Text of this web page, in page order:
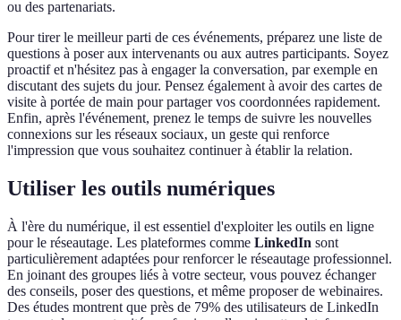
ou des partenariats.
Pour tirer le meilleur parti de ces événements, préparez une liste de
questions à poser aux intervenants ou aux autres participants. Soyez
proactif et n'hésitez pas à engager la conversation, par exemple en
discutant des sujets du jour. Pensez également à avoir des cartes de
visite à portée de main pour partager vos coordonnées rapidement.
Enfin, après l'événement, prenez le temps de suivre les nouvelles
connexions sur les réseaux sociaux, un geste qui renforce
l'impression que vous souhaitez continuer à établir la relation.
Utiliser les outils numériques
À l'ère du numérique, il est essentiel d'exploiter les outils en ligne
pour le réseautage. Les plateformes comme LinkedIn sont
particulièrement adaptées pour renforcer le réseautage professionnel.
En joinant des groupes liés à votre secteur, vous pouvez échanger
des conseils, poser des questions, et même proposer de webinaires.
Des études montrent que près de 79% des utilisateurs de LinkedIn